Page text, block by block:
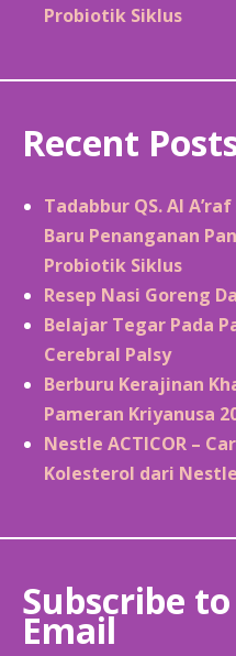
Probiotik Siklus
Recent
Tadabbur QS. Al
Baru Penanganan
Probiotik Siklus
Resep Nasi Goreng
Belajar Tegar Pada
Cerebral Palsy
Berburu Kerajinan
Pameran Kriyanusa
Nestle ACTICOR –
Kolesterol dari
Subscribe
Email